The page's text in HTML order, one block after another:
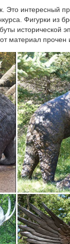
года –
По
производитель
1 300. КУПИТЬ.
Клавдия
Это интересный
Фигурки из
исторической
материал прочен